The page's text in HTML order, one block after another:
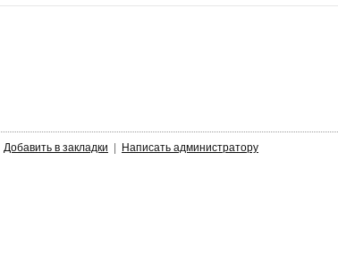
Добавить в закладки Написать администратору